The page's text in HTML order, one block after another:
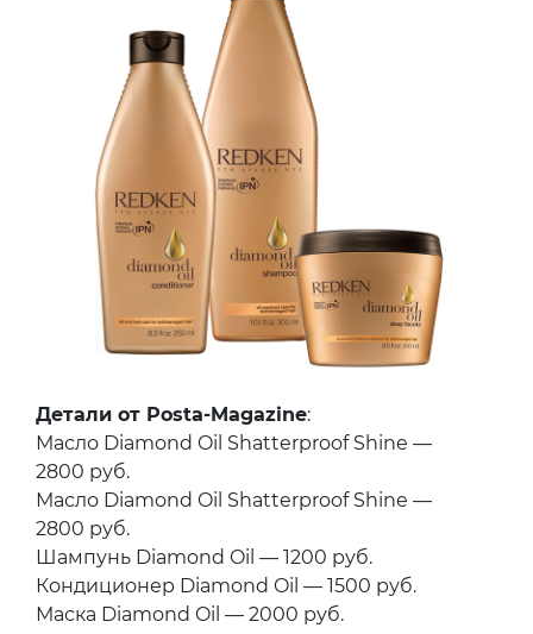
Детали от Posta-Magazine:
Масло Diamond Oil Shatterproof Shine —
2800 руб.
Масло Diamond Oil Shatterproof Shine —
2800 руб.
Шампунь Diamond Oil — 1200 руб.
Кондиционер Diamond Oil — 1500 руб.
Маска Diamond Oil — 2000 руб.